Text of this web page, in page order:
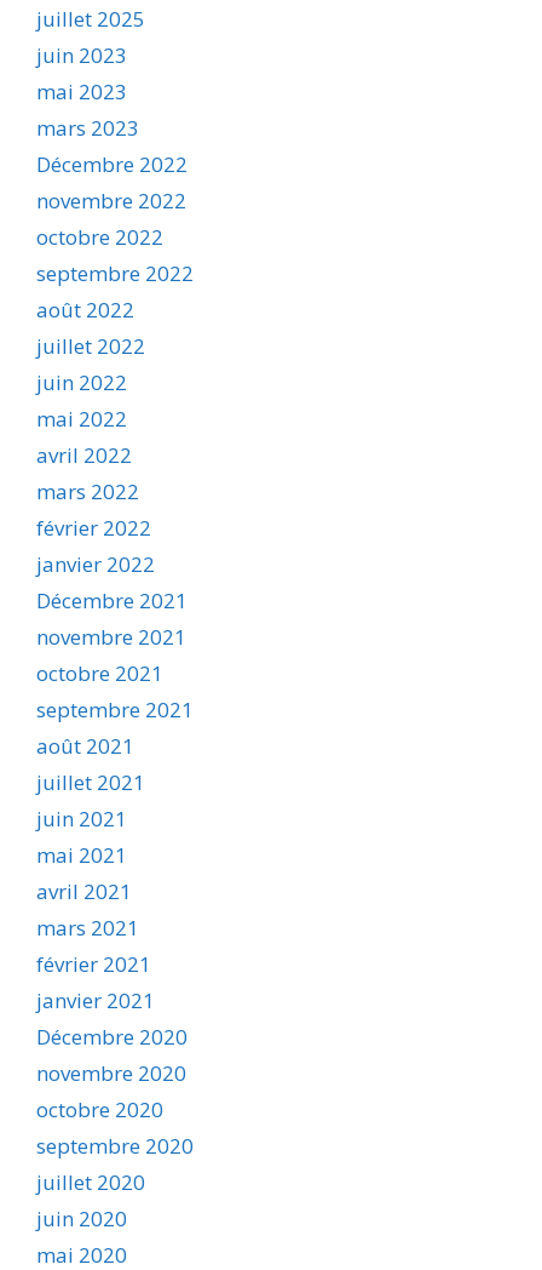
juillet 2025
juin 2023
mai 2023
mars 2023
Décembre 2022
novembre 2022
octobre 2022
septembre 2022
août 2022
juillet 2022
juin 2022
mai 2022
avril 2022
mars 2022
février 2022
janvier 2022
Décembre 2021
novembre 2021
octobre 2021
septembre 2021
août 2021
juillet 2021
juin 2021
mai 2021
avril 2021
mars 2021
février 2021
janvier 2021
Décembre 2020
novembre 2020
octobre 2020
septembre 2020
juillet 2020
juin 2020
mai 2020